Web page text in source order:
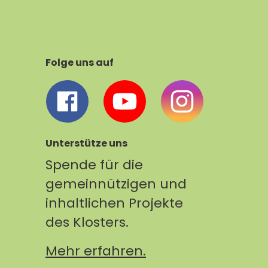
Folge uns auf
Unterstütze uns
Spende für die
gemeinnützigen und
inhaltlichen Projekte
des Klosters.
Mehr erfahren.